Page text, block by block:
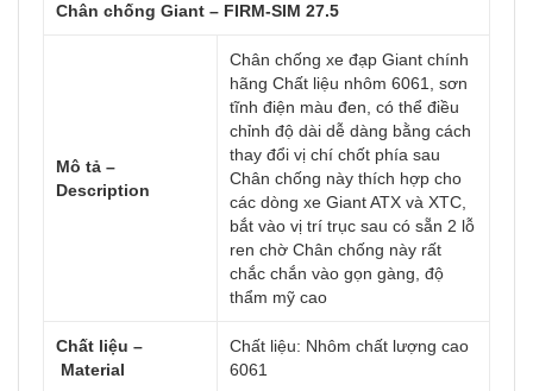
Chân chống Giant – FIRM-SIM 27.5
Mô tả –
Description
Chân chống xe đạp Giant chính
hãng Chất liệu nhôm 6061, sơn
tĩnh điện màu đen, có thể điều
chỉnh độ dài dễ dàng bằng cách
thay đổi vị chí chốt phía sau
Chân chống này thích hợp cho
các dòng xe Giant ATX và XTC,
bắt vào vị trí trục sau có sẵn 2 lỗ
ren chờ Chân chống này rất
chắc chắn vào gọn gàng, độ
thẩm mỹ cao
Chất liệu –
Material
Chất liệu: Nhôm chất lượng cao
6061